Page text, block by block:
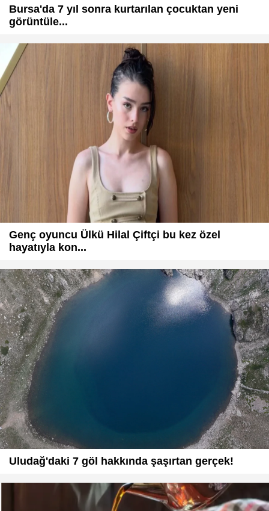
Bursa'da 7 yıl sonra kurtarılan çocuktan yeni
görüntüle...
Genç oyuncu Ülkü Hilal Çiftçi bu kez özel
hayatıyla kon...
Uludağ'daki 7 göl hakkında şaşırtan gerçek!